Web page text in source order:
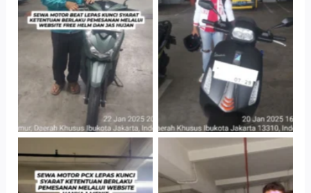
Jatinegara Gedung
Parkir P6A
Jatinegara Gedung
Parkir P6A